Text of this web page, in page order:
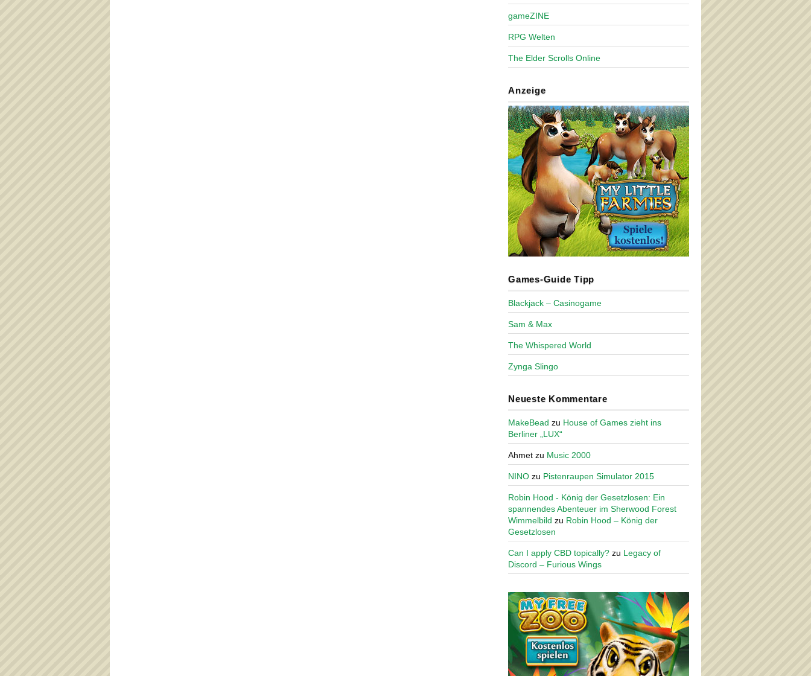
gameZINE
RPG Welten
The Elder Scrolls Online
Anzeige
Games-Guide Tipp
Blackjack – Casinogame
Sam & Max
The Whispered World
Zynga Slingo
Neueste Kommentare
MakeBead zu House of Games zieht ins
Berliner „LUX“
Ahmet zu Music 2000
NINO zu Pistenraupen Simulator 2015
Robin Hood - König der Gesetzlosen: Ein
spannendes Abenteuer im Sherwood Forest
Wimmelbild zu Robin Hood – König der
Gesetzlosen
Can I apply CBD topically? zu Legacy of
Discord – Furious Wings